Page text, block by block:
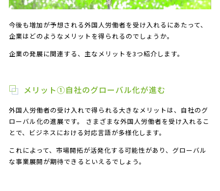
今後も増加が予想される外国人労働者を受け入れるにあたって、
企業はどのようなメリットを得られるのでしょうか。
企業の発展に関連する、主なメリットを3つ紹介します。
メリット①自社のグローバル化が進む
外国人労働者の受け入れで得られる大きなメリットは、自社のグ
ローバル化の進展です。 さまざまな外国人労働者を受け入れるこ
とで、ビジネスにおける対応言語が多様化します。
これによって、市場開拓が活発化する可能性があり、グローバル
な事業展開が期待できるといえるでしょう。